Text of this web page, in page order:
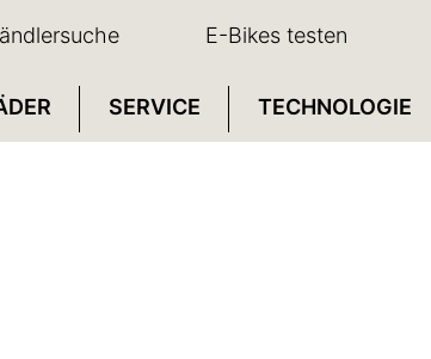
E-Bikes testen
SERVICE TECHNOLOGIE